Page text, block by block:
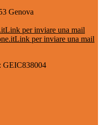
Genova
Link per inviare una mail
Link per inviare una mail
GEIC838004